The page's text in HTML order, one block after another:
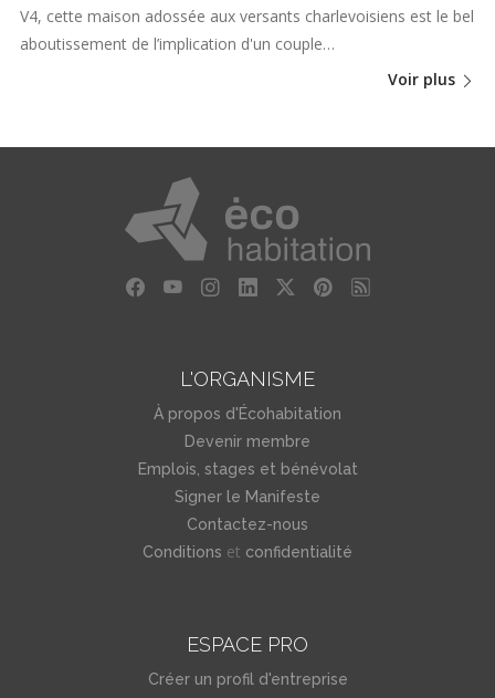
V4, cette maison adossée aux versants charlevoisiens est le bel
aboutissement de l’implication d'un couple…
Voir plus
L'ORGANISME
À propos d'Écohabitation
Devenir membre
Emplois, stages et bénévolat
Signer le Manifeste
Contactez-nous
Conditions et confidentialité
ESPACE PRO
Créer un profil d'entreprise